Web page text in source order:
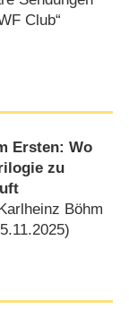
Club“
Ersten: Wo
zu
Böhm